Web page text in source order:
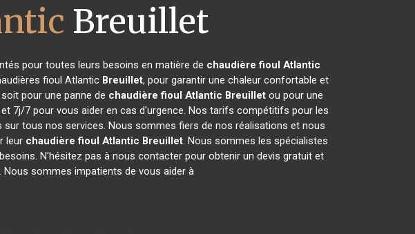
Breuillet
pour toutes leurs besoins en matière de chaudière fioul Atlantic
fioul Atlantic Breuillet, pour garantir une chaleur confortable et
pour une panne de chaudière fioul Atlantic Breuillet ou pour une
7j/7 pour vous aider en cas d'urgence. Nos tarifs compétitifs pour les
tous nos services. Nous sommes fiers de nos réalisations et nous
leur chaudière fioul Atlantic Breuillet. Nous sommes les spécialistes
N'hésitez pas à nous contacter pour obtenir un devis gratuit et
. Nous sommes impatients de vous aider à